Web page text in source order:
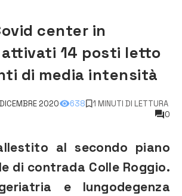
center in
14 posti letto
di media intensità
2020 638
1 MINUTI DI LETTURA
0
al secondo piano
di contrada Colle Roggio.
e lungodegenza